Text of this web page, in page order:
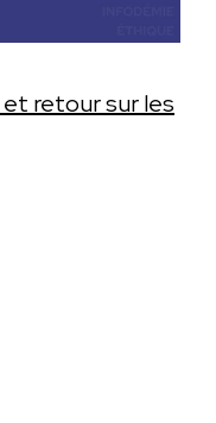
et retour sur les